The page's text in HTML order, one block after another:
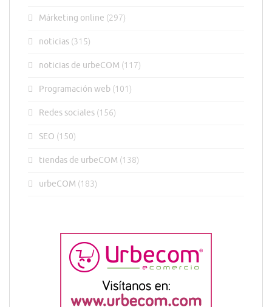
Márketing online (297)
noticias (315)
noticias de urbeCOM (117)
Programación web (101)
Redes sociales (156)
SEO (150)
tiendas de urbeCOM (138)
urbeCOM (183)